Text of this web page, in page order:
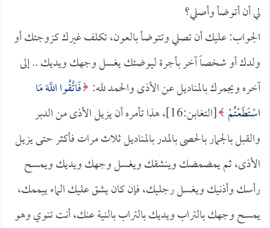
لي أن أتوضأ وأصلي؟
الجواب: عليك أن تصلي وتتوضأ بالعون، تكلف غيرك كزوجتك أو
ولدك أو شخصاً آخر بأجرة ليوضئك يغسل وجهك ويديك .. إلى
آخره ويجمرك بالمناديل عن الأذى والحمد لله: فَاتَّقُوا اللَّهَ مَا
اسْتَطَعْتُمْ
[التغابن:16]، هذا تأمره أن يزيل الأذى من الدبر
والقبل بالجمار بالحصى بالمدر بالمناديل ثلاث مرات فأكثر حتى يزيل
الأذى، ثم يمضمضك وينشقك ويغسل وجهك ويديك ويمسح
رأسك وأذنيك ويغسل رجليك، فإن كان يشق عليك الماء ييممك،
يمسح وجهك بالتراب ويديك بالتراب بالنية عنك، أنت تنوي وهو